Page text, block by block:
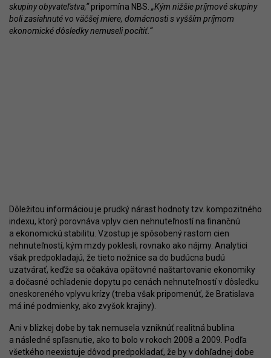
skupiny obyvateľstva,“pripomína NBS. „Kým nižšie príjmové skupiny
boli zasiahnuté vo väčšej miere, domácnosti s vyšším príjmom
ekonomické dôsledky nemuseli pocítiť.“
Dôležitou informáciou je prudký nárast hodnoty tzv. kompozitného
indexu, ktorý porovnáva vplyv cien nehnuteľností na finančnú
a ekonomickú stabilitu. Vzostup je spôsobený rastom cien
nehnuteľností, kým mzdy poklesli, rovnako ako nájmy. Analytici
však predpokladajú, že tieto nožnice sa do budúcna budú
uzatvárať, keďže sa očakáva opätovné naštartovanie ekonomiky
a dočasné ochladenie dopytu po cenách nehnuteľností v dôsledku
oneskoreného vplyvu krízy (treba však pripomenúť, že Bratislava
má iné podmienky, ako zvyšok krajiny).
Ani v blízkej dobe by tak nemusela vzniknúť realitná bublina
a následné spľasnutie, ako to bolo v rokoch 2008 a 2009. Podľa
všetkého neexistuje dôvod predpokladať, že by v dohľadnej dobe